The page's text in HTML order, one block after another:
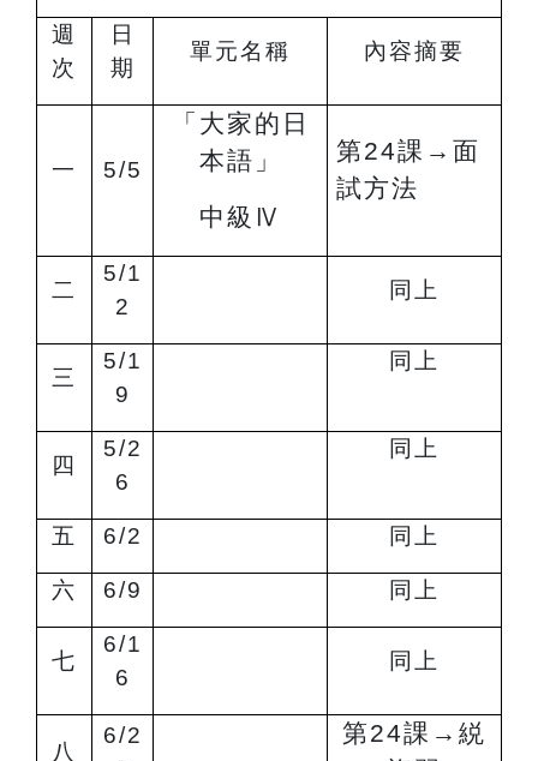
週
次
日
期
單元名稱 內容摘要
一 5/5
「大家的日
本語」
中級 Ⅳ
第24課 → 面
試方法
二
5/1
2
同上
三
5/1
9
同上
四
5/2
6
同上
五 6/2 同上
六 6/9 同上
七
6/1
6
同上
八
6/2
第24課 → 綐